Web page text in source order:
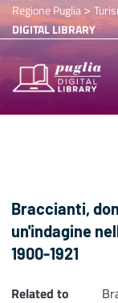
Regione Puglia>
DIGITAL LIBRARY
Braccianti,
un'indagine
1900-1921
Related to